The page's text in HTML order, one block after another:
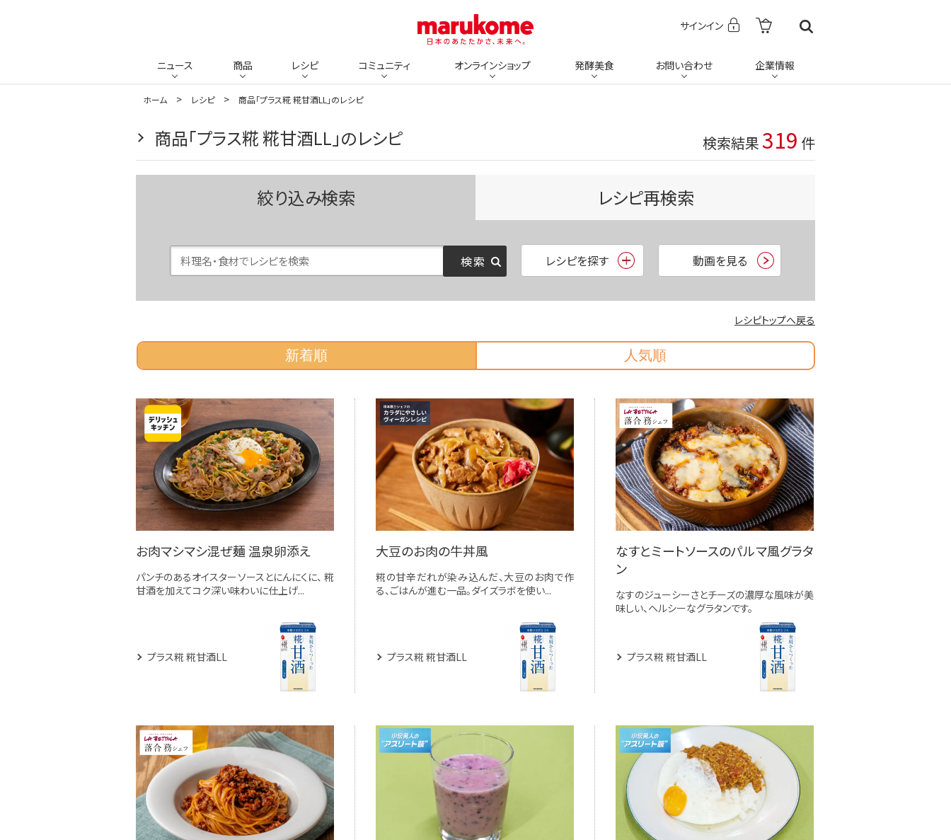
サインイン
ニュース 商品 レシピ コミュニティ オンラインショップ 発酵美食 お問い合わせ 企業情報
ホーム レシピ 商品「プラス糀 糀甘酒LL」のレシピ
商品「プラス糀 糀甘酒LL」のレシピ 検索結果319 件
絞り込み検索 レシピ再検索
レシピを探す 動画を見る
レシピトップへ戻る
新着順 人気順
お肉マシマシ混ぜ麺 温泉卵添え
パンチのあるオイスターソースとにんにくに、 糀
甘酒を加えてコク深い味わいに仕上げ...
プラス糀 糀甘酒LL
大豆のお肉の牛丼風
糀の甘辛だれが染み込んだ、大豆のお肉で作
る、ごはんが進む一品。ダイズラボを使い...
プラス糀 糀甘酒LL
なすとミートソースのパルマ風グラタ
ン
なすのジューシーさとチーズの濃厚な風味が美
味しい、ヘルシーなグラタンです。
プラス糀 糀甘酒LL